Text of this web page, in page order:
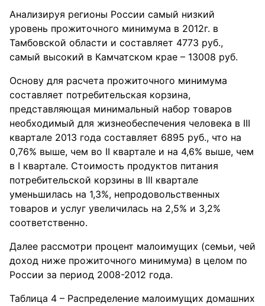
Анализируя регионы России самый низкий
уровень прожиточного минимума в 2012г. в
Тамбовской области и составляет 4773 руб.,
самый высокий в Камчатском крае – 13008 руб.
Основу для расчета прожиточного минимума
составляет потребительская корзина,
представляющая минимальный набор товаров
необходимый для жизнеобеспечения человека в III
квартале 2013 года составляет 6895 руб., что на
0,76% выше, чем во II квартале и на 4,6% выше, чем
в I квартале. Стоимость продуктов питания
потребительской корзины в III квартале
уменьшилась на 1,3%, непродовольственных
товаров и услуг увеличилась на 2,5% и 3,2%
соответственно.
Далее рассмотри процент малоимущих (семьи, чей
доход ниже прожиточного минимума) в целом по
России за период 2008-2012 года.
Таблица 4 – Распределение малоимущих домашних